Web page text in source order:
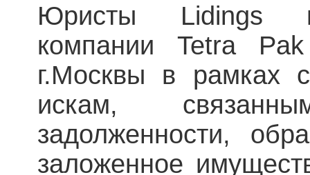
Юристы Lidings
компании Tetra
г.Москвы в рамках
искам,
задолженности,
заложенное